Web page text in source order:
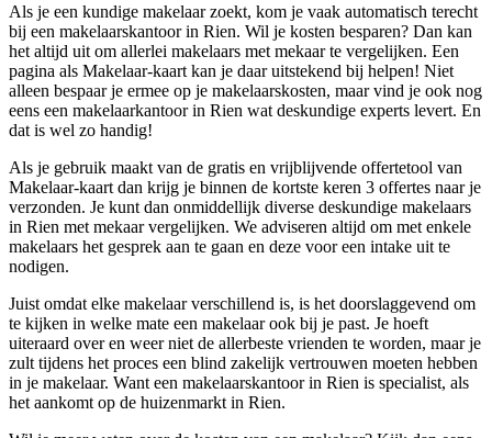
Als je een kundige makelaar zoekt, kom je vaak automatisch terecht
bij een makelaarskantoor in Rien. Wil je kosten besparen? Dan kan
het altijd uit om allerlei makelaars met mekaar te vergelijken. Een
pagina als Makelaar-kaart kan je daar uitstekend bij helpen! Niet
alleen bespaar je ermee op je makelaarskosten, maar vind je ook nog
eens een makelaarkantoor in Rien wat deskundige experts levert. En
dat is wel zo handig!
Als je gebruik maakt van de gratis en vrijblijvende offertetool van
Makelaar-kaart dan krijg je binnen de kortste keren 3 offertes naar je
verzonden. Je kunt dan onmiddellijk diverse deskundige makelaars
in Rien met mekaar vergelijken. We adviseren altijd om met enkele
makelaars het gesprek aan te gaan en deze voor een intake uit te
nodigen.
Juist omdat elke makelaar verschillend is, is het doorslaggevend om
te kijken in welke mate een makelaar ook bij je past. Je hoeft
uiteraard over en weer niet de allerbeste vrienden te worden, maar je
zult tijdens het proces een blind zakelijk vertrouwen moeten hebben
in je makelaar. Want een makelaarskantoor in Rien is specialist, als
het aankomt op de huizenmarkt in Rien.